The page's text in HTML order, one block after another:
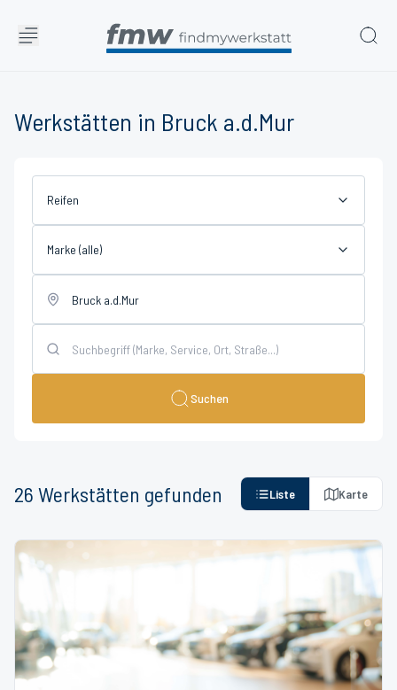
Werkstätten in Bruck a.d.Mur
Reifen
Marke (alle)
Suchen
26 Werkstätten gefunden Liste Karte